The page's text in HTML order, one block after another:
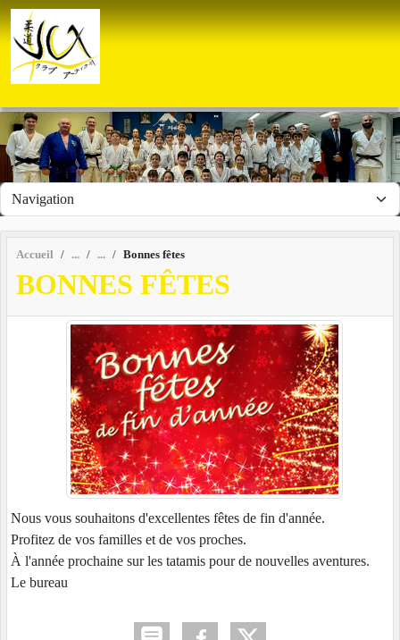
Accueil Bonnes fêtes
BONNES FÊTES
Nous vous souhaitons d'excellentes fêtes de fin d'année.
Profitez de vos familles et de vos proches.
À l'année prochaine sur les tatamis pour de nouvelles aventures.
Le bureau
Panneau de gestion des cookies